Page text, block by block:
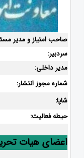
صاحب امتیاز و مدیر
سردبیر:
مدیر داخلی:
شماره مجوز انتشار:
شاپا:
حیطه فعالیت:
اعضای هیات